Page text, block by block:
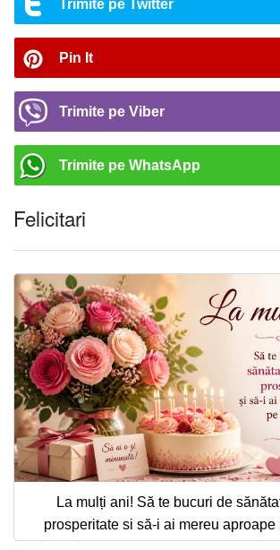
Trimite pe Twitter
Pin It
Trimite pe Viber
Trimite pe WhatsApp
Felicitari
La mulți ani! Să te bucuri de
prosperitate si să-i ai mereu aproape